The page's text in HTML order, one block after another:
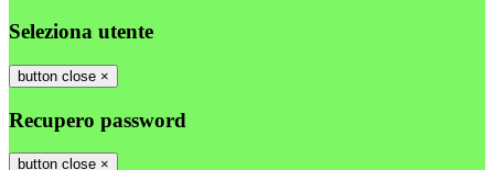
Seleziona utente
button close ×
Recupero password
button close ×